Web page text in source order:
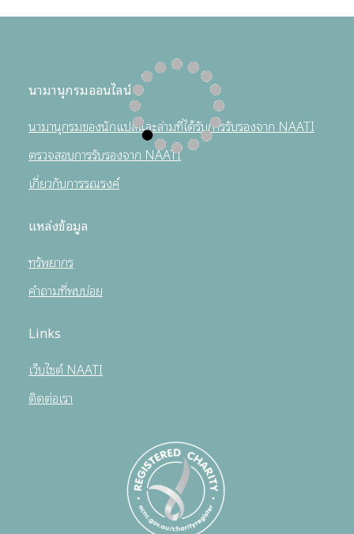
นามานุกรมออนไลน์
นามานุกรมของนักแปลและล่ามที่ได้รับการรับรองจาก NAATI
ตรวจสอบการรับรองจาก NAATI
เกี่ยวกับการรณรงค์
แหล่งข้อมูล
ทรัพยากร
คำถามที่พบบ่อย
Links
เว็บไซต์ NAATI
ติดต่อเรา